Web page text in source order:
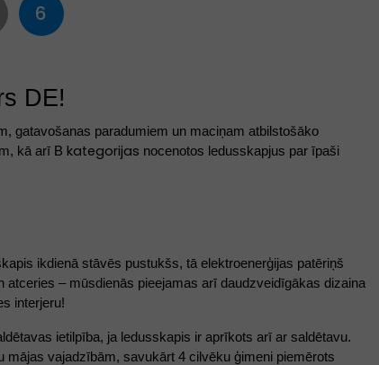
6
DE!
gatavošanas paradumiem un maciņam atbilstošāko
kā arī B kategorijas nocenotos ledusskapjus par īpaši
ikdienā stāvēs pustukšs, tā elektroenerģijas patēriņš
– mūsdienās pieejamas arī daudzveidīgākas dizaina
interjeru!
ietilpība, ja ledusskapis ir aprīkots arī ar saldētavu.
vajadzībām, savukārt 4 cilvēku ģimeni piemērots